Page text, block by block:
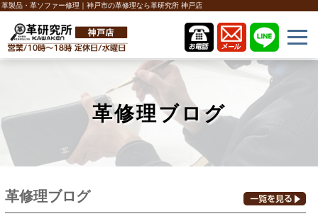
革製品・革ソファー修理｜神戸市の革修理なら革研究所 神戸店
革修理ブログ
革修理ブログ